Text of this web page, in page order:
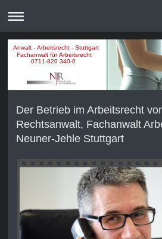
Anwalt - Arbeitsrecht - Stuttgart
Fachanwalt für Arbeitsrecht
0711-820 340-0
Der Betrieb im Arbeitsrecht
Rechtsanwalt, Fachanwalt
Neuner-Jehle Stuttgart